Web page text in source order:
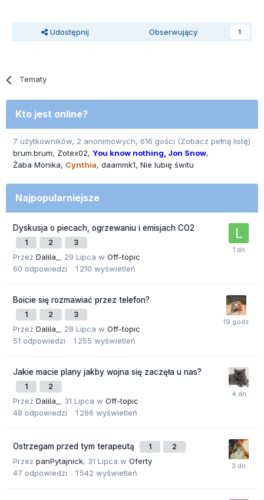
Udostępnij Obserwujący 1
Tematy
Kto jest online?
7 użytkowników, 2 anonimowych, 616 gości (Zobacz pełną listę)
brum.brum
Zotex02 You know nothing, Jon Snow
Żaba Monika
Cynthia daammk1 Nie lubię świtu
Najpopularniejsze
Dyskusja o piecach, ogrzewaniu i emisjach CO2
1 2 3
Przez Dalila_ , 29 Lipca w Off-topic
60 odpowiedzi 1 210 wyświetleń
Boicie się rozmawiać przez telefon?
1 2 3
Przez Dalila_ , 28 Lipca w Off-topic
51 odpowiedzi 1 255 wyświetleń
Jakie macie plany jakby wojna się zaczęła u nas?
1 2
Przez Dalila_ , 31 Lipca w Off-topic
48 odpowiedzi 1 266 wyświetleń
Ostrzegam przed tym terapeutą 1 2
Przez panPytajnick, 31 Lipca w Oferty
47 odpowiedzi 1 542 wyświetleń